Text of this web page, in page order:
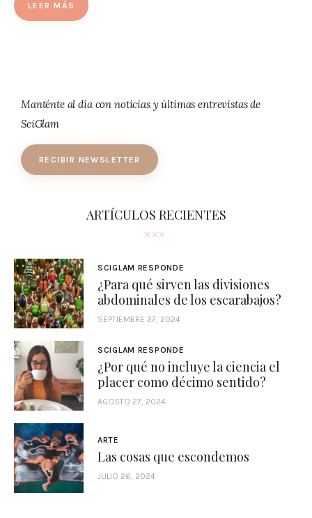
LEER MÁS
Manténte al día con noticias y últimas entrevistas de
SciGlam
RECIBIR NEWSLETTER
ARTÍCULOS RECIENTES
SCIGLAM RESPONDE
¿Para qué sirven las divisiones
abdominales de los escarabajos?
SEPTIEMBRE 27, 2024
SCIGLAM RESPONDE
¿Por qué no incluye la ciencia el
placer como décimo sentido?
AGOSTO 27, 2024
ARTE
Las cosas que escondemos
JULIO 26, 2024